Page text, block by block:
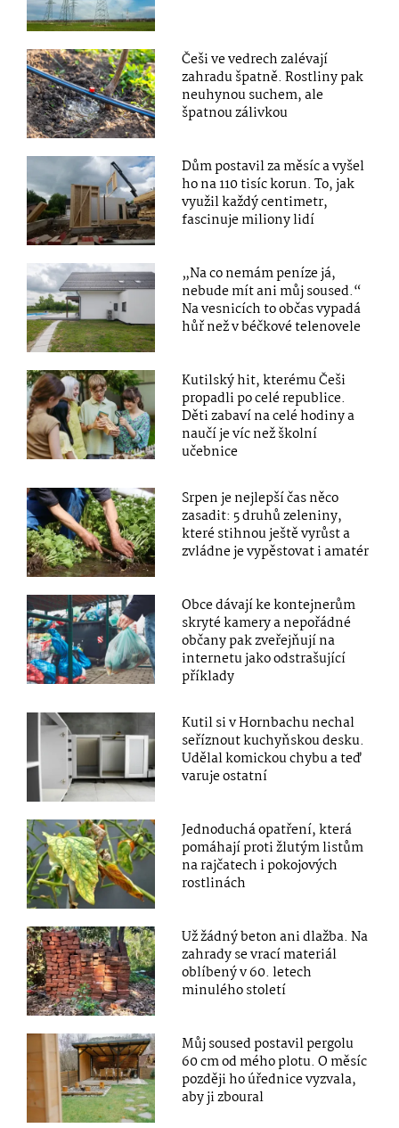
Češi ve vedrech zalévají
zahradu špatně. Rostliny pak
neuhynou suchem, ale
špatnou zálivkou
Dům postavil za měsíc a vyšel
ho na 110 tisíc korun. To, jak
využil každý centimetr,
fascinuje miliony lidí
„Na co nemám peníze já,
nebude mít ani můj soused.“
Na vesnicích to občas vypadá
hůř než v béčkové telenovele
Kutilský hit, kterému Češi
propadli po celé republice.
Děti zabaví na celé hodiny a
naučí je víc než školní
učebnice
Srpen je nejlepší čas něco
zasadit: 5 druhů zeleniny,
které stihnou ještě vyrůst a
zvládne je vypěstovat i amatér
Obce dávají ke kontejnerům
skryté kamery a nepořádné
občany pak zveřejňují na
internetu jako odstrašující
příklady
Kutil si v Hornbachu nechal
seříznout kuchyňskou desku.
Udělal komickou chybu a teď
varuje ostatní
Jednoduchá opatření, která
pomáhají proti žlutým listům
na rajčatech i pokojových
rostlinách
Už žádný beton ani dlažba. Na
zahrady se vrací materiál
oblíbený v 60. letech
minulého století
Můj soused postavil pergolu
60 cm od mého plotu. O měsíc
později ho úřednice vyzvala,
aby ji zboural